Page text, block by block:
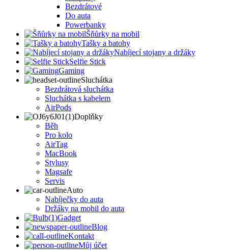
Bezdrátové
Do auta
Powerbanky
Šňůrky na mobil
Tašky a batohy
Nabíjecí stojany a držáky
Selfie Stick
Gaming
Sluchátka
Bezdrátová sluchátka
Sluchátka s kabelem
AirPods
Doplňky
Běh
Pro kolo
AirTag
MacBook
Stylusy
Magsafe
Servis
Auto
Nabíječky do auta
Držáky na mobil do auta
Gadget
Blog
Kontakt
Můj účet